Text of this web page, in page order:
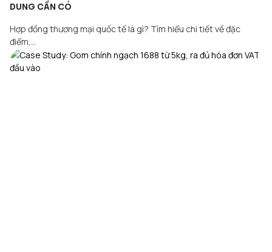
DUNG CẦN CÓ
Hợp đồng thương mại quốc tế là gì? Tìm hiểu chi tiết về đặc
điểm,…